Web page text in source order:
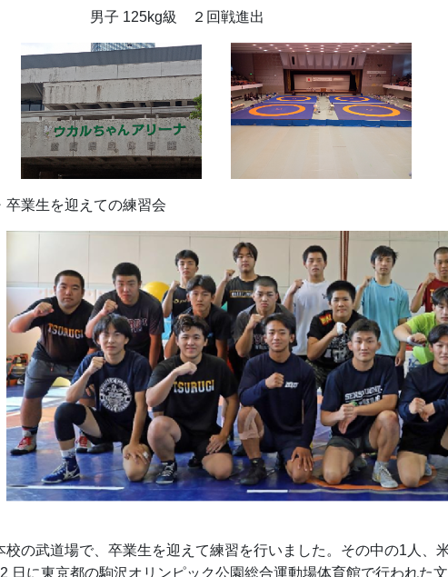
子 125kg級 ２回戦進出
業生を迎えての練習会
の武道場で、卒業生を迎えて練習を行いました。その中の1人、
日に東京都の駒沢オリンピック公園総合運動場体育館で行われた